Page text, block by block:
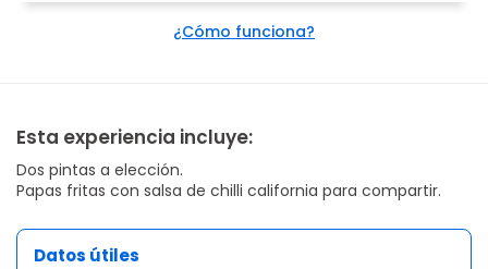
¿Cómo funciona?
Esta experiencia incluye:
Dos pintas a elección.
Papas fritas con salsa de chilli california para compartir.
Datos útiles